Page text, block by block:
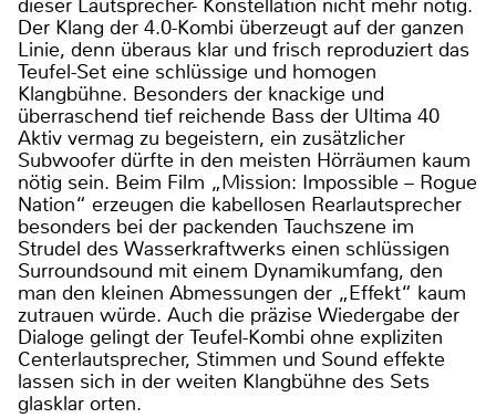
dieser Lautsprecher- Konstellation nicht mehr nötig.
Der Klang der 4.0-Kombi überzeugt auf der ganzen
Linie, denn überaus klar und frisch reproduziert das
Teufel-Set eine schlüssige und homogen
Klangbühne. Besonders der knackige und
überraschend tief reichende Bass der Ultima 40
Aktiv vermag zu begeistern, ein zusätzlicher
Subwoofer dürfte in den meisten Hörräumen kaum
nötig sein. Beim Film „Mission: Impossible – Rogue
Nation“ erzeugen die kabellosen Rearlautsprecher
besonders bei der packenden Tauchszene im
Strudel des Wasserkraftwerks einen schlüssigen
Surroundsound mit einem Dynamikumfang, den
man den kleinen Abmessungen der „Effekt“ kaum
zutrauen würde. Auch die präzise Wiedergabe der
Dialoge gelingt der Teufel-Kombi ohne expliziten
Centerlautsprecher, Stimmen und Sound effekte
lassen sich in der weiten Klangbühne des Sets
glasklar orten.